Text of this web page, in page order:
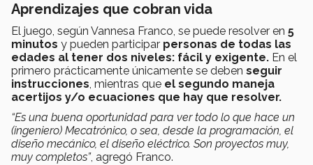
Aprendizajes que cobran vida
El juego, según Vannesa Franco, se puede resolver en 5
minutos y pueden participar personas de todas las
edades al tener dos niveles: fácil y exigente. En el
primero prácticamente únicamente se deben seguir
instrucciones, mientras que el segundo maneja
acertijos y/o ecuaciones que hay que resolver.
“Es una buena oportunidad para ver todo lo que hace un
(ingeniero) Mecatrónico, o sea, desde la programación, el
diseño mecánico, el diseño eléctrico. Son proyectos muy,
muy completos”, agregó Franco.